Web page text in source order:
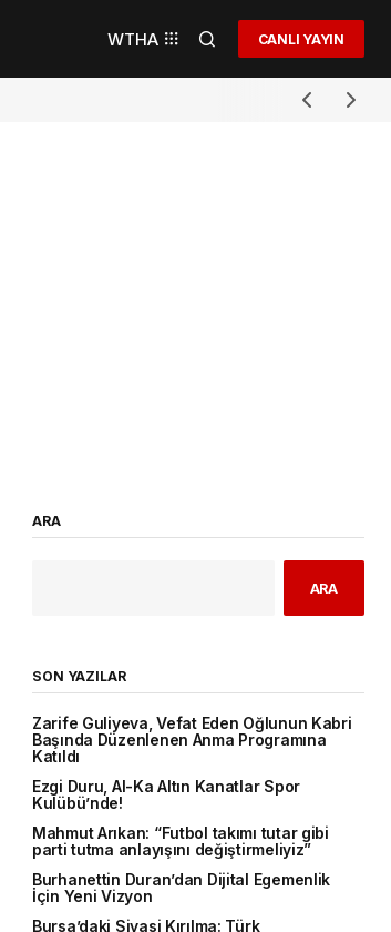
WTHA CANLI YAYIN
ARA
ARA
SON YAZILAR
Zarife Guliyeva, Vefat Eden Oğlunun Kabri
Başında Düzenlenen Anma Programına
Katıldı
Ezgi Duru, Al-Ka Altın Kanatlar Spor
Kulübü’nde!
Mahmut Arıkan: “Futbol takımı tutar gibi
parti tutma anlayışını değiştirmeliyiz”
Burhanettin Duran’dan Dijital Egemenlik
İçin Yeni Vizyon
Bursa’daki Siyasi Kırılma: Türk